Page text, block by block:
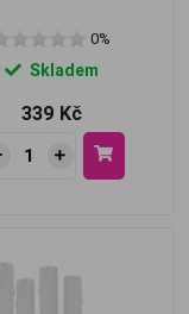
0%
Skladem
339 Kč